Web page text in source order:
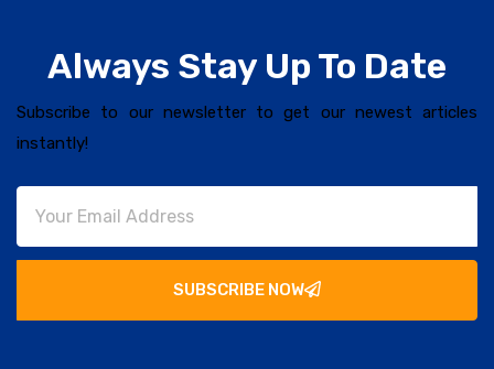
Always Stay Up To Date
Subscribe to our newsletter to get our newest articles
instantly!
SUBSCRIBE NOW